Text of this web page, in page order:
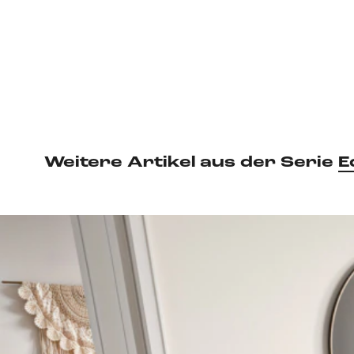
Weitere Artikel aus der Serie